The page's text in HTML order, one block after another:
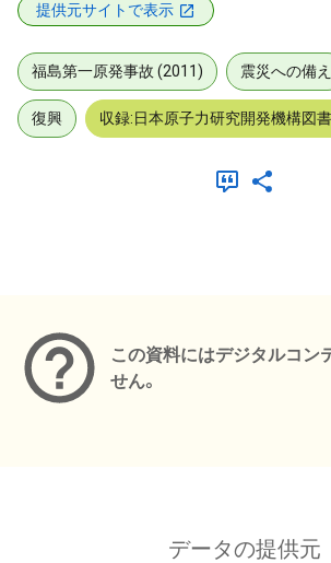
提供元サイトで表示
福島第一原発事故 (2011) 震災への備え
復興 収録:日本原子力研究開発機構図
この資料にはデジタルコン
せん。
データの提供元